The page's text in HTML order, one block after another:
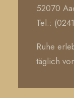
52070
Tel.:
Ruhe
täglich